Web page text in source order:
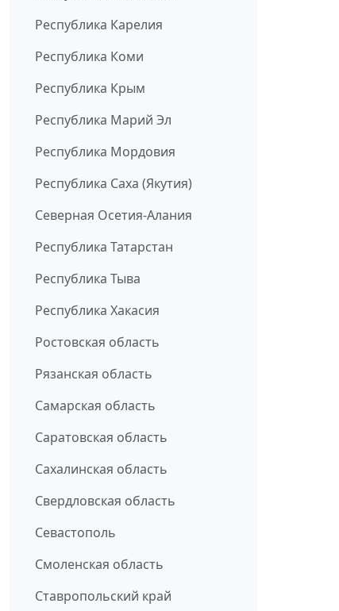
Республика Карелия
Республика Коми
Республика Крым
Республика Марий Эл
Республика Мордовия
Республика Саха (Якутия)
Северная Осетия-Алания
Республика Татарстан
Республика Тыва
Республика Хакасия
Ростовская область
Рязанская область
Самарская область
Саратовская область
Сахалинская область
Свердловская область
Севастополь
Смоленская область
Ставропольский край